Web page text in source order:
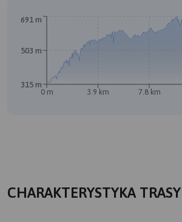
A
0 m 3.9 km 7.8 km
315 m
503 m
691 m
CHARAKTERYSTYKA TRASY